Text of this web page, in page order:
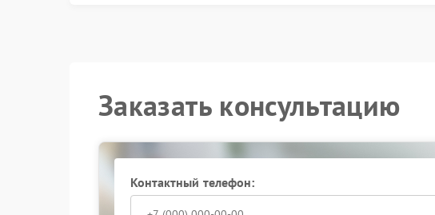
Заказать консультацию
Контактный телефон: